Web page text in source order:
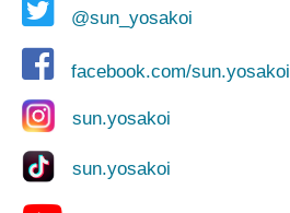
@sun_yosakoi
facebook.com/sun.yosakoi
sun.yosakoi
sun.yosakoi